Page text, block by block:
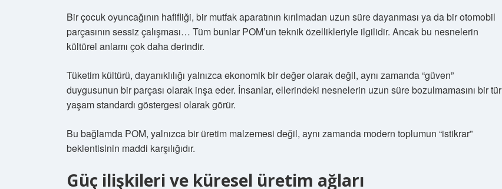
Bir çocuk oyuncağının hafifliği, bir mutfak aparatının kırılmadan uzun süre dayanması ya da bir otomobil
parçasının sessiz çalışması… Tüm bunlar POM’un teknik özellikleriyle ilgilidir. Ancak bu nesnelerin
kültürel anlamı çok daha derindir.
Tüketim kültürü, dayanıklılığı yalnızca ekonomik bir değer olarak değil, aynı zamanda “güven”
duygusunun bir parçası olarak inşa eder. İnsanlar, ellerindeki nesnelerin uzun süre bozulmamasını bir tür
yaşam standardı göstergesi olarak görür.
Bu bağlamda POM, yalnızca bir üretim malzemesi değil, aynı zamanda modern toplumun “istikrar”
beklentisinin maddi karşılığıdır.
Güç ilişkileri ve küresel üretim ağları